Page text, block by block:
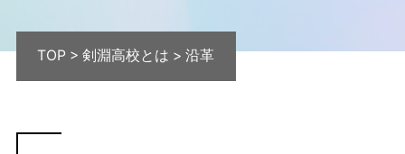
TOP >剣淵高校とは >沿革